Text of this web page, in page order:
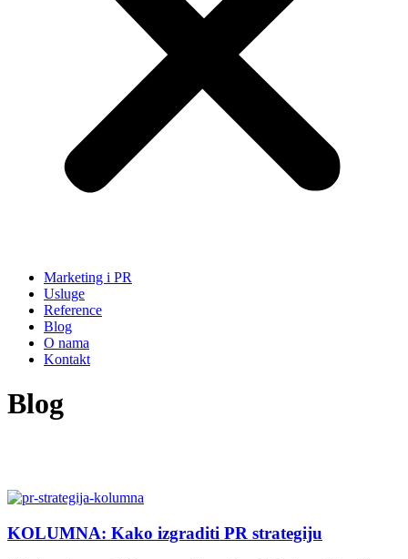
Marketing i PR
Usluge
Reference
Blog
O nama
Kontakt
Blog
KOLUMNA: Kako izgraditi PR strategiju